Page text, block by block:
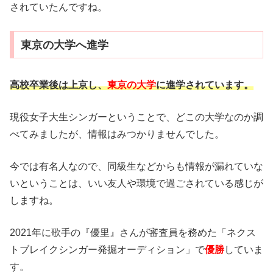
されていたんですね。
東京の大学へ進学
高校卒業後は上京し、東京の大学に進学されています。
現役女子大生シンガーということで、どこの大学なのか調
べてみましたが、情報はみつかりませんでした。
今では有名人なので、同級生などからも情報が漏れていな
いということは、いい友人や環境で過ごされている感じが
しますね。
2021年に歌手の『優里』さんが審査員を務めた「ネクス
トブレイクシンガー発掘オーディション」で優勝していま
す。